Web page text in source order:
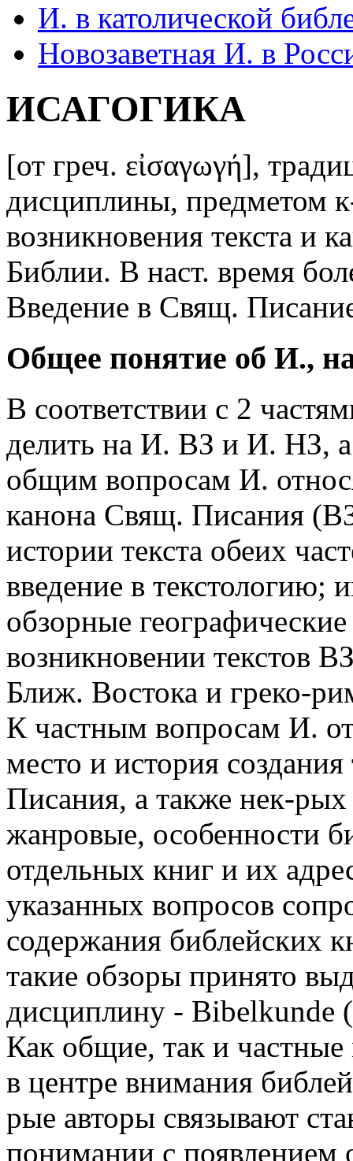
И. в католической
Новозаветная И. в
ИСАГОГИКА
[от греч. εἰσαγωγή],
дисциплины, предметом
возникновения текста и
Библии. В наст. время
Введение в Свящ.
Общее понятие об И.,
В соответствии с 2
делить на И. ВЗ и И. НЗ,
общим вопросам И.
канона Свящ. Писания
истории текста обеих
введение в текстологию;
обзорные
возникновении текстов
Ближ. Востока и греко-
К частным вопросам И.
место и история
Писания, а также нек-рых
жанровые, особенности
отдельных книг и их
указанных вопросов
содержания библейских
такие обзоры принято
дисциплину - Bibelkunde
Как общие, так и
в центре внимания
рые авторы связывают
понимании с появлением